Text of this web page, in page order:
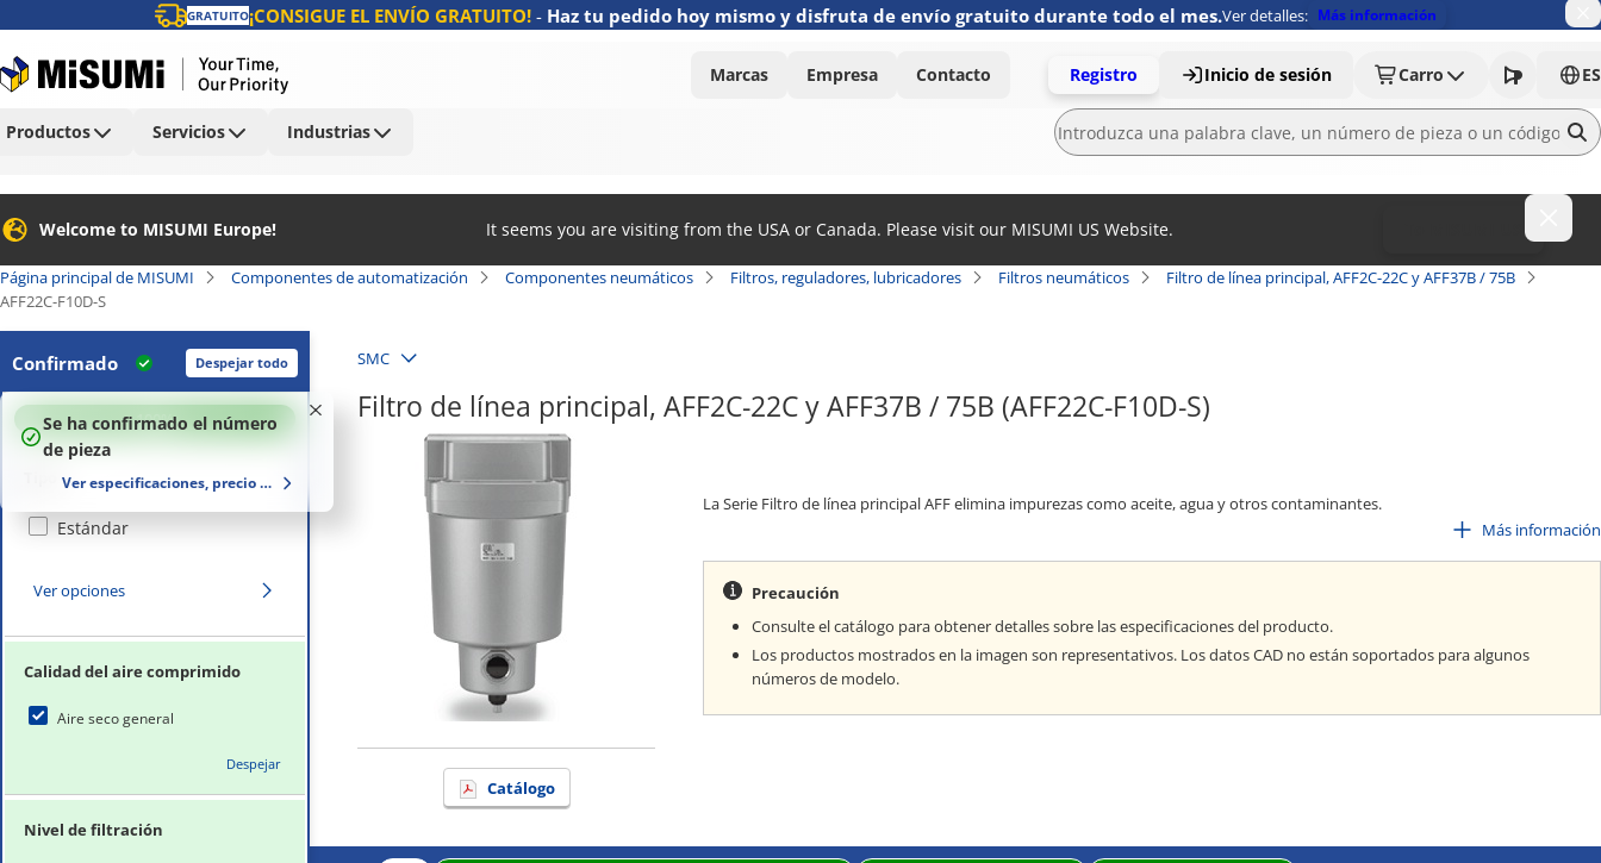
GRATUITO¡CONSIGUE EL ENVÍO GRATUITO!- Haz tu pedido hoy mismo y disfruta de envío gratuito durante todo el mes.Ver detalles: Más información
Marcas Empresa Contacto Registro Inicio de sesión Carro ES
Productos Servicios Industrias
Welcome to MISUMI Europe! It seems you are visiting from the USA or Canada. Please visit our MISUMI US Website.
Página principal de MISUMI Componentes de automatización Componentes neumáticos Filtros, reguladores, lubricadores Filtros neumáticos
Filtro de línea principal, AFF2C-22C y AFF37B / 75B
AFF22C-F10D-S
Confirmado Despejar todo
100%
Se ha confirmado el número
de pieza
Ver especificaciones, precio y plazo de entrega
Estándar
Ver opciones
Calidad del aire comprimido
Aire seco general
Despejar
Nivel de filtración
SMC
Filtro de línea principal, AFF2C-22C y AFF37B / 75B (AFF22C-F10D-S)
Catálogo
La Serie Filtro de línea principal AFF elimina impurezas como aceite, agua y otros contaminantes.
equipo.
Más información
Precaución
Consulte el catálogo para obtener detalles sobre las especificaciones del producto.
Los productos mostrados en la imagen son representativos. Los datos CAD no están soportados para algunos
números de modelo.